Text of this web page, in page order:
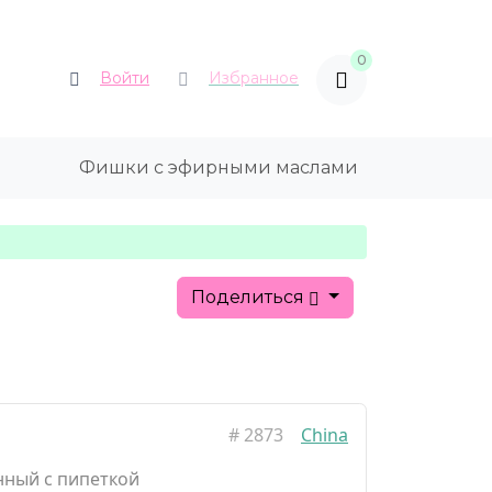
Войти Избранное
0
Фишки с эфирными маслами
Поделиться
# 2873
China
с пипеткой